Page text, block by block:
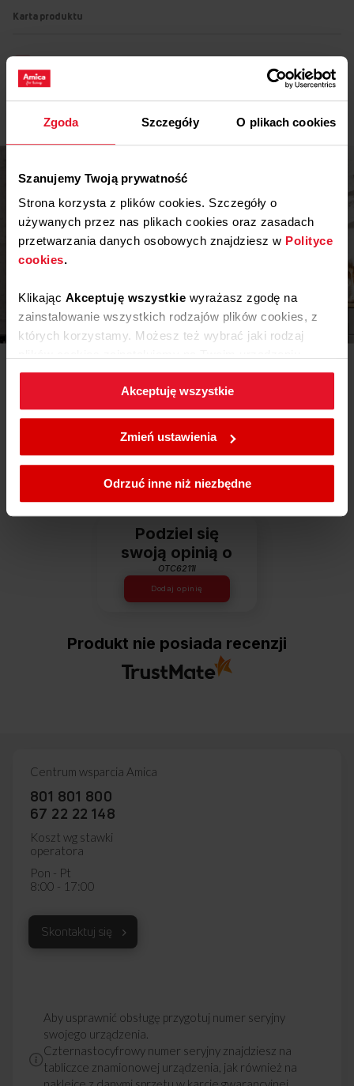
Zgoda Szczegóły O plikach cookies
Szanujemy Twoją prywatność
Strona korzysta z plików cookies. Szczegóły o
używanych przez nas plikach cookies oraz zasadach
przetwarzania danych osobowych znajdziesz w Polityce
cookies.
Klikając Akceptuję wszystkie wyrażasz zgodę na
zainstalowanie wszystkich rodzajów plików cookies, z
których korzystamy. Możesz też wybrać jaki rodzaj
klikającZmień ustawienia.
W każdej chwili możesz zmienić wybrane przez Ciebie
ustawienia plików cookies wchodząc w zakładkę
Akceptuję wszystkie
Zmień ustawienia
Odrzuć inne niż niezbędne
Karta produktu
Karta produktu Pobierz
bezpieczeństwa
Instrukcja obsługi
Inspiracje
Potrzebujesz porady? Chcesz trochę więcej poczytać o
różnego rodzaju rozwiązaniach lub sprzęcie? Wejdź do
naszego świata inspiracji - tam znajdziesz wszystko, co
może Cię zainteresować!
Dowiedz się więcej
Opinie
Podziel się
swoją opinią o
OTC6211I
Dodaj opinię
Produkt nie posiada recenzji
Centrum wsparcia Amica
801 801 800
67 22 22 148
Koszt wg stawki
operatora
Pon - Pt
8:00 - 17:00
Skontaktuj się
Aby usprawnić obsługę przygotuj numer seryjny
swojego urządzenia.
Czternastocyfrowy numer seryjny znajdziesz na
tabliczce znamionowej urządzenia, jak również na